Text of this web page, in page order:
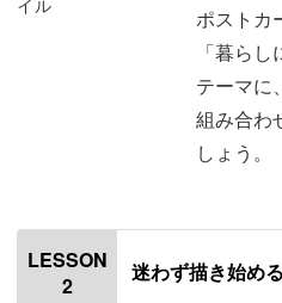
「SNSの上手な作品を見ると
方も、ぜひ気軽に楽しんでく
だからこそ、忙しい毎日の中
自然と生まれていきます。
ポストカ
「暮ら
テーマに
組み合わ
しょう。
LESSON
2
迷わず描き始め